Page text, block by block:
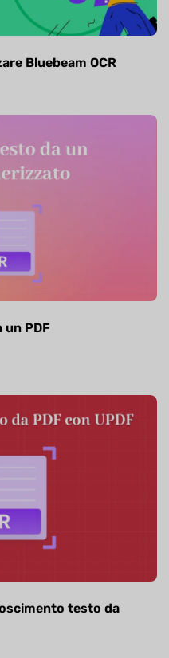
Bluebeam OCR
PDF
testo da